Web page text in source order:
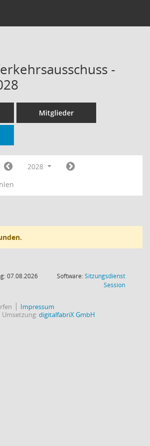
-
Mitglieder
2028
07.08.2026
Software:Sitzungsdienst
Session(Wird in
Impressum
Umsetzung:digitalfabriX GmbH